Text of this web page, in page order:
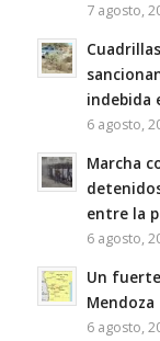
7 agosto,
indebida
6 agosto,
Marcha
entre la
6 agosto,
Un
Mendoza
6 agosto,